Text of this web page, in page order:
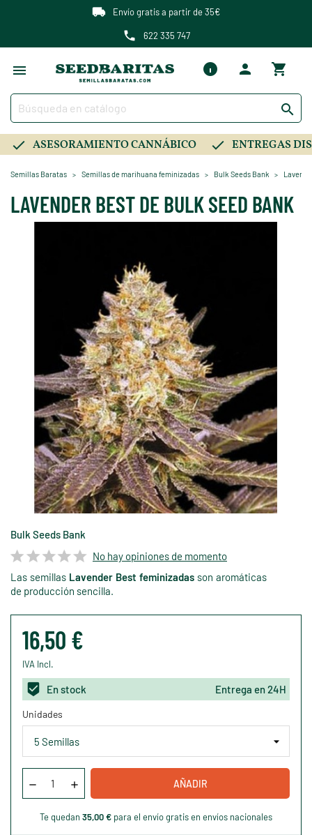
Envío gratis a partir de 35€
622 335 747

ASESORAMIENTO CANNÁBICO ENTREGAS
Semillas Baratas Semillas de marihuana feminizadas Bulk Seeds Bank
LAVENDER BEST DE BULK SEED BANK
Bulk Seeds Bank
No hay opiniones de momento
Las semillas Lavender Best feminizadas son aromáticas
de producción sencilla.
16,50 €
IVA Incl.
En stock Entrega en 24H
Unidades
AÑADIR
Te quedan 35,00 € para el envío gratis en envíos nacionales